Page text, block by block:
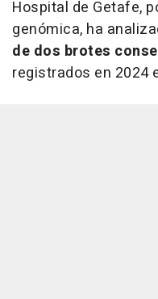
Hospital de Getafe,
genómica, ha
de dos brotes
registrados en 2024